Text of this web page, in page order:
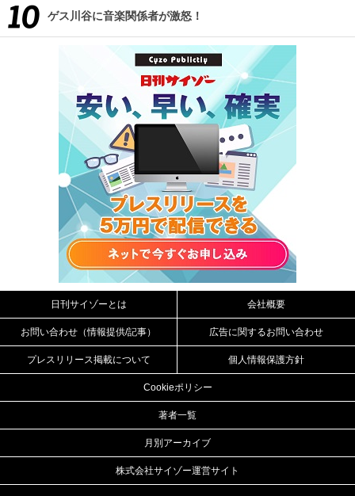
ゲス川谷に音楽関係者が激怒！
日刊サイゾーとは 会社概要
お問い合わせ（情報提供/記事） 広告に関するお問い合わせ
プレスリリース掲載について 個人情報保護方針
Cookieポリシー
著者一覧
月別アーカイブ
株式会社サイゾー運営サイト